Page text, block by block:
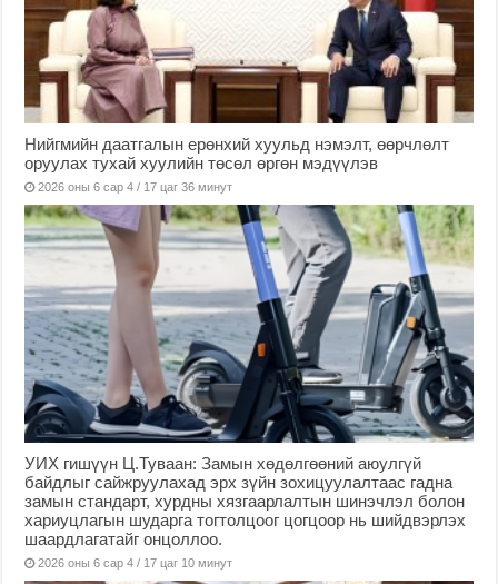
Нийгмийн даатгалын ерөнхий хуульд нэмэлт, өөрчлөлт
оруулах тухай хуулийн төсөл өргөн мэдүүлэв
2026 оны 6 сар 4 / 17 цаг 36 минут
УИХ гишүүн Ц.Туваан: Замын хөдөлгөөний аюулгүй
байдлыг сайжруулахад эрх зүйн зохицуулалтаас гадна
замын стандарт, хурдны хязгаарлалтын шинэчлэл болон
хариуцлагын шударга тогтолцоог цогцоор нь шийдвэрлэх
шаардлагатайг онцоллоо.
2026 оны 6 сар 4 / 17 цаг 10 минут